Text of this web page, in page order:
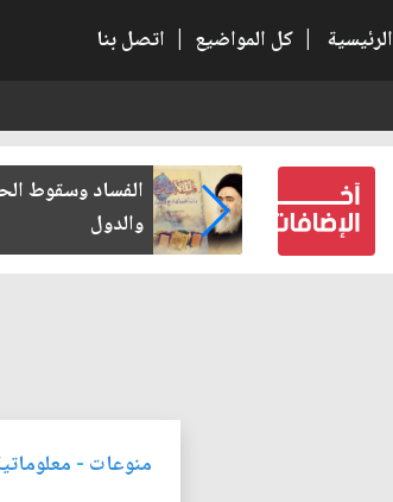
الرئيسية | كل المواضيع | اتصل بنا
كتب لنفسه
الفساد وسقوط
والدول
منوعات -